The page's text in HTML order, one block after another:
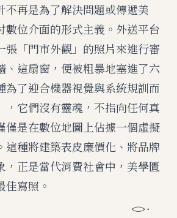
不再是為了解決問題或傳遞美
數位介面的形式主義。外送平台
張「門市外觀」的照片來進行審
、這扇窗，便被粗暴地塞進了六
為了迎合機器視覺與系統規訓而
，它們沒有靈魂，不指向任何真
僅是在數位地圖上佔據一個虛擬
這種將建築表皮廉價化、將品牌
，正是當代消費社會中，美學匱
佳寫照。